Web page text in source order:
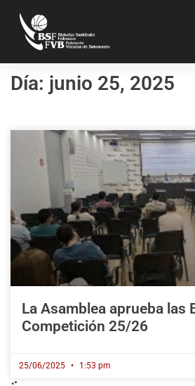
Día: junio 25, 2025
La Asamblea aprueba las
Competición 25/26
25/06/2025 1:53 pm